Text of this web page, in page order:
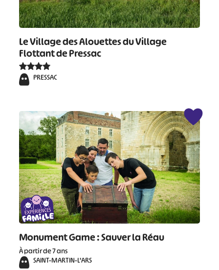
Le Village des Alouettes du Village
Flottant de Pressac
PRESSAC
Monument Game : Sauver la Réau
À partir de 7 ans
SAINT-MARTIN-L'ARS
#
#
#